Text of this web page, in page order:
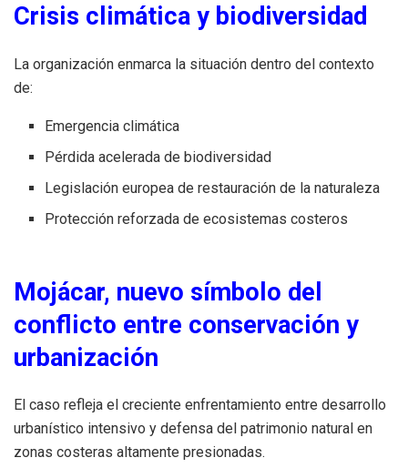
Crisis climática y biodiversidad
La organización enmarca la situación dentro del contexto
de:
Emergencia climática
Pérdida acelerada de biodiversidad
Legislación europea de restauración de la naturaleza
Protección reforzada de ecosistemas costeros
Mojácar, nuevo símbolo del
conflicto entre conservación y
urbanización
El caso refleja el creciente enfrentamiento entre desarrollo
urbanístico intensivo y defensa del patrimonio natural en
zonas costeras altamente presionadas.